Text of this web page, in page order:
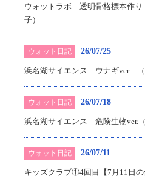
ウォットラボ 透明骨格標本作り
子）
ウォット日記 26/07/25
浜名湖サイエンス ウナギver （
ウォット日記 26/07/18
浜名湖サイエンス 危険生物ver.
ウォット日記 26/07/11
キッズクラブ①4回目【7月11日の